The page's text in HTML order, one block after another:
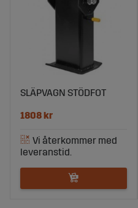
SLÄPVAGN STÖDFOT
1808 kr